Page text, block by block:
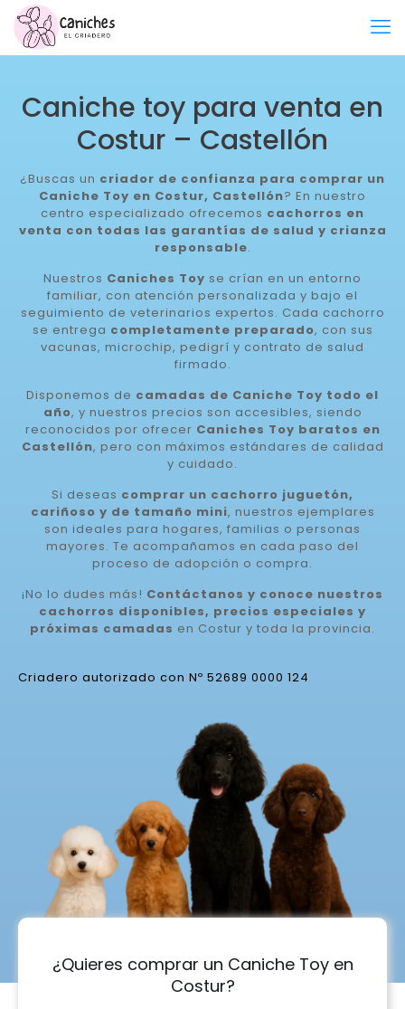
Caniche toy para venta en
Costur – Castellón
¿Buscas un criador de confianza para comprar un
Caniche Toy en Costur, Castellón? En nuestro
centro especializado ofrecemos cachorros en
venta con todas las garantías de salud y crianza
responsable.
Nuestros Caniches Toy se crían en un entorno
familiar, con atención personalizada y bajo el
seguimiento de veterinarios expertos. Cada cachorro
se entrega completamente preparado, con sus
vacunas, microchip, pedigrí y contrato de salud
firmado.
Disponemos de camadas de Caniche Toy todo el
año, y nuestros precios son accesibles, siendo
reconocidos por ofrecer Caniches Toy baratos en
Castellón, pero con máximos estándares de calidad
y cuidado.
Si deseas comprar un cachorro juguetón,
cariñoso y de tamaño mini, nuestros ejemplares
son ideales para hogares, familias o personas
mayores. Te acompañamos en cada paso del
proceso de adopción o compra.
¡No lo dudes más! Contáctanos y conoce nuestros
cachorros disponibles, precios especiales y
próximas camadas en Costur y toda la provincia.
Criadero autorizado con Nº 52689 0000 124
¿Quieres comprar un Caniche Toy en
Costur?